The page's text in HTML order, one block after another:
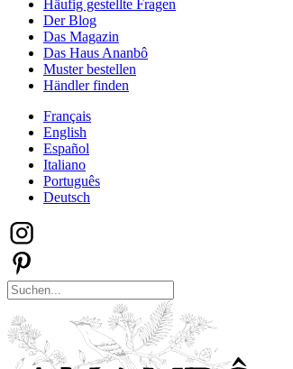
Häufig gestellte Fragen
Der Blog
Das Magazin
Das Haus Ananbô
Muster bestellen
Händler finden
Français
English
Español
Italiano
Português
Deutsch